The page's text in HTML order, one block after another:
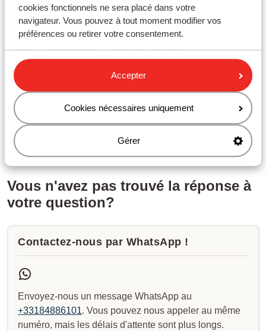
cookies fonctionnels ne sera placé dans votre
navigateur. Vous pouvez à tout moment modifier vos
préférences ou retirer votre consentement.
Accepter
Cookies nécessaires uniquement
Gérer
réservation ?
Questions connexes
Y a-t-il un représentant présent à destination ?
easyJet - Enregistrement en ligne
Puis-je modifier mes vacances en cas de situation
exceptionnelle à ma destination ?
Comment annuler un ou plusieurs participants de votre
réservation ?
Vous n'avez pas trouvé la réponse à
votre question?
Contactez-nous par WhatsApp !
Envoyez-nous un message WhatsApp au
+33184886101. Vous pouvez nous appeler au même
numéro, mais les délais d'attente sont plus longs.